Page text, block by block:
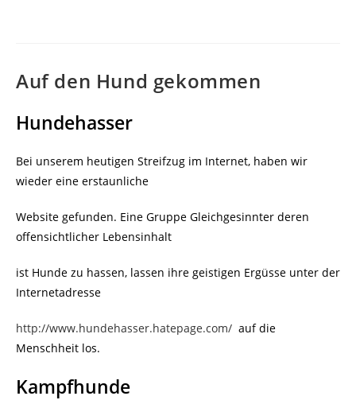
Auf den Hund gekommen
Hundehasser
Bei unserem heutigen Streifzug im Internet, haben wir
wieder eine erstaunliche
Website gefunden. Eine Gruppe Gleichgesinnter deren
offensichtlicher Lebensinhalt
ist Hunde zu hassen, lassen ihre geistigen Ergüsse unter der
Internetadresse
http://www.hundehasser.hatepage.com/ auf die
Menschheit los.
Kampfhunde